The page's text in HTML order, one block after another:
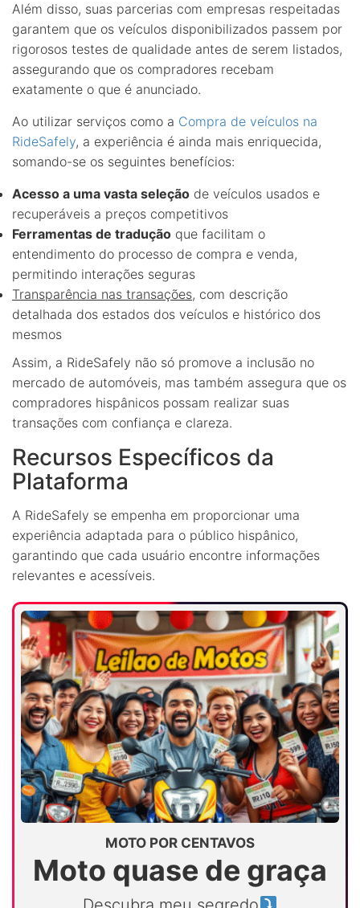
Além disso, suas parcerias com empresas respeitadas
garantem que os veículos disponibilizados passem por
rigorosos testes de qualidade antes de serem listados,
assegurando que os compradores recebam
exatamente o que é anunciado.
Ao utilizar serviços como a Compra de veículos na
RideSafely, a experiência é ainda mais enriquecida,
somando-se os seguintes benefícios:
Acesso a uma vasta seleção de veículos usados e
recuperáveis a preços competitivos
Ferramentas de tradução que facilitam o
entendimento do processo de compra e venda,
permitindo interações seguras
Transparência nas transações, com descrição
detalhada dos estados dos veículos e histórico dos
mesmos
Assim, a RideSafely não só promove a inclusão no
mercado de automóveis, mas também assegura que os
compradores hispânicos possam realizar suas
transações com confiança e clareza.
Recursos Específicos da
Plataforma
A RideSafely se empenha em proporcionar uma
experiência adaptada para o público hispânico,
garantindo que cada usuário encontre informações
relevantes e acessíveis.
MOTO POR CENTAVOS
Moto quase de graça